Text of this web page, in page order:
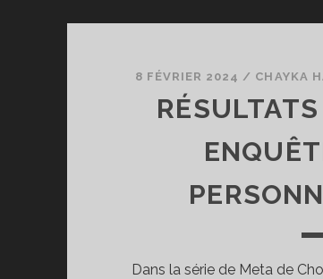
8 FÉVRIER 2024 / CHAYKA
Dans la série de Meta de